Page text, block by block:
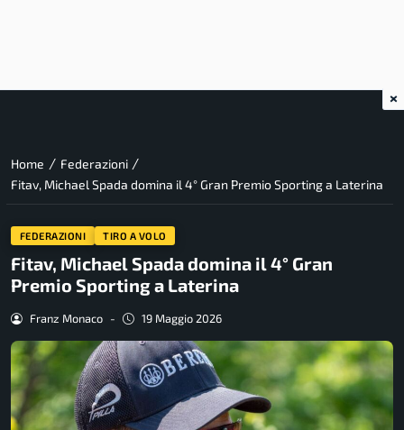
Home / Federazioni /
Fitav, Michael Spada domina il 4° Gran Premio Sporting a Laterina
FEDERAZIONI TIRO A VOLO
Fitav, Michael Spada domina il 4° Gran
Premio Sporting a Laterina
Franz Monaco - 19 Maggio 2026
×